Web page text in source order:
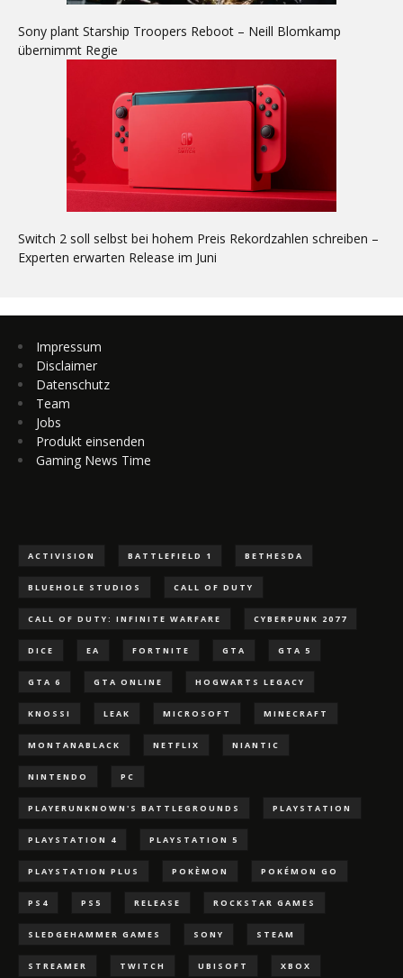
Sony plant Starship Troopers Reboot – Neill Blomkamp
übernimmt Regie
Switch 2 soll selbst bei hohem Preis Rekordzahlen schreiben –
Experten erwarten Release im Juni
Impressum
Disclaimer
Datenschutz
Team
Jobs
Produkt einsenden
Gaming News Time
ACTIVISION BATTLEFIELD 1 BETHESDA
BLUEHOLE STUDIOS CALL OF DUTY
CALL OF DUTY: INFINITE WARFARE CYBERPUNK 2077
DICE EA FORTNITE GTA GTA 5
GTA 6 GTA ONLINE HOGWARTS LEGACY
KNOSSI LEAK MICROSOFT MINECRAFT
MONTANABLACK NETFLIX NIANTIC
NINTENDO PC
PLAYERUNKNOWN'S BATTLEGROUNDS PLAYSTATION
PLAYSTATION 4 PLAYSTATION 5
PLAYSTATION PLUS POKÈMON POKÉMON GO
PS4 PS5 RELEASE ROCKSTAR GAMES
SLEDGEHAMMER GAMES SONY STEAM
STREAMER TWITCH UBISOFT XBOX